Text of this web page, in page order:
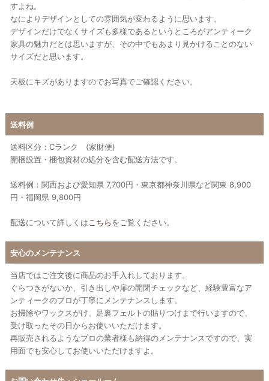
すよね。
なによりデザインとしての雰囲気が変わるように思います。
デザインだけでなくサイズも多様であるというところがアンティーク
家具の魅力だとは思いますが、その中でもあまり見かけることのない
サイズだと思います。
天板にキズがありますのでお写真でご確認ください。
送料例
送料区分：Cランク (家財便)
開梱設置・梱包資材の処分を含む配送方法です。
送料例：関西および愛知県 7,700円・東京都神奈川県など関東 8,900
円・福岡県 9,800円
配送について詳しくは こちらをご覧ください。
安心のメンテナンス
当店ではご注文後に商品のお手入れしております。
ぐらつきがないか、引き出しや扉の開閉チェックなど、経験豊富なア
ンティークのプロが丁寧にメンテナンスします。
お掃除やワックスがけ、足裏フェルトの貼りつけまで行いますので、
受け取ったその日からお使いいただけます。
再販売されるようなプロの業者様も納得のメンテナンスですので、実
用面でも安心してお使いいただけますよ。